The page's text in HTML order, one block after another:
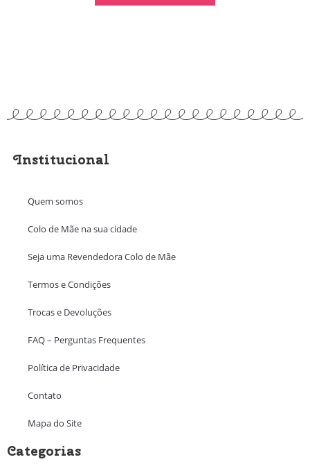
Institucional
Quem somos
Colo de Mãe na sua cidade
Seja uma Revendedora Colo de Mãe
Termos e Condições
Trocas e Devoluções
FAQ – Perguntas Frequentes
Política de Privacidade
Contato
Mapa do Site
Categorias